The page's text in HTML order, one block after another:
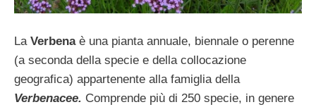
La Verbenaè una pianta annuale, biennale o perenne
(a seconda della specie e della collocazione
geografica) appartenente alla famiglia della
Verbenacee. Comprende più di 250 specie, in genere